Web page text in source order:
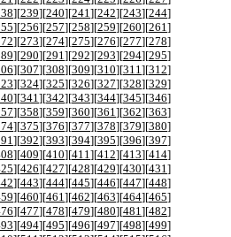
][239][240][241 ][242][243][244]
][256][257][258][259][260][261 ]
][273][274][275][276][277][278]
][290][291 ][292][293][294][295]
][307][308][309][310][311 ][312]
][324][325][326][327][328][329]
][341 ][342][343][344][345][346]
][358][359][360][361 ][362][363]
][375][376][377][378][379][380]
][392][393][394][395][396][397]
][409][410][411 ][412][413][414]
][426][427][428][429][430][431 ]
][443][444][445][446][447][448]
][460][461 ][462][463][464][465]
][477][478][479][480][481 ][482]
][494][495][496][497][498][499]